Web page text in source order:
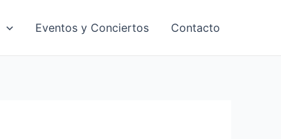
Eventos y Conciertos Contacto